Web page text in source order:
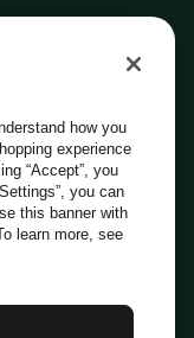
how you
experience
“Accept”, you
you can
this banner with
learn more, see